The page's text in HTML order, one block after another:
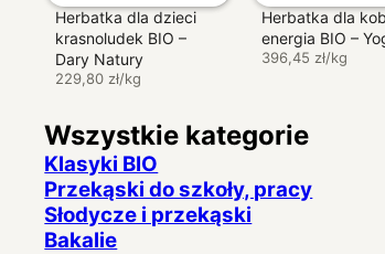
Herbatka dla dzieci
krasnoludek BIO –
Dary Natury
229,80 zł/kg
Herbatka dla
energia BIO –
396,45 zł/kg
Wszystkie kategorie
Klasyki BIO
Przekąski do szkoły, pracy
Słodycze i przekąski
Bakalie